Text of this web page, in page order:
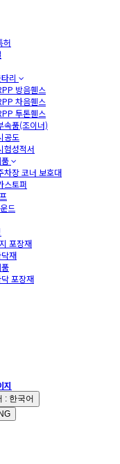
허
리
방음휀스
차음휀스
투톤휀스
속품(조이너)
공도
험성적서
차장 코너 보호대
스토퍼
드
포장재
재
포장재
지
: 한국어